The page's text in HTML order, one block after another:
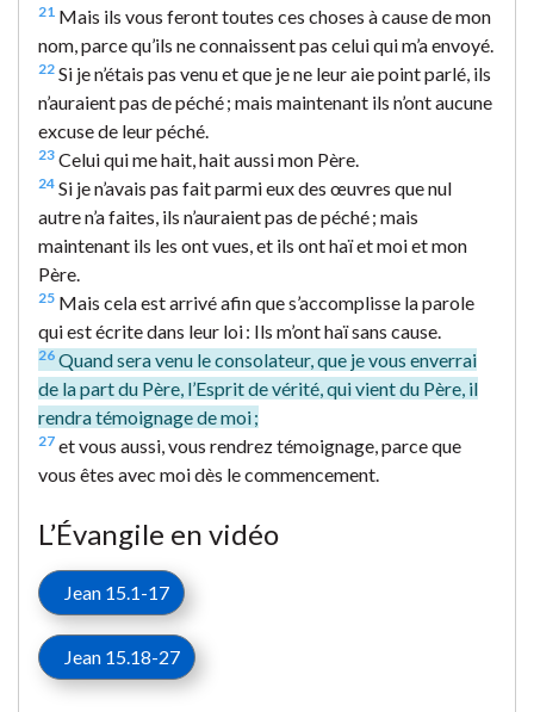
21 Mais ils vous feront toutes ces choses à cause de mon
nom, parce qu’ils ne connaissent pas celui qui m’a envoyé.
22 Si je n’étais pas venu et que je ne leur aie point parlé, ils
n’auraient pas de péché ; mais maintenant ils n’ont aucune
excuse de leur péché.
23 Celui qui me hait, hait aussi mon Père.
24 Si je n’avais pas fait parmi eux des œuvres que nul
autre n’a faites, ils n’auraient pas de péché ; mais
maintenant ils les ont vues, et ils ont haï et moi et mon
Père.
25 Mais cela est arrivé afin que s’accomplisse la parole
qui est écrite dans leur loi : Ils m’ont haï sans cause.
26 Quand sera venu le consolateur, que je vous enverrai
de la part du Père, l’Esprit de vérité, qui vient du Père, il
rendra témoignage de moi ;
27 et vous aussi, vous rendrez témoignage, parce que
vous êtes avec moi dès le commencement.
L’Évangile en vidéo
Jean 15.1-17
Jean 15.18-27